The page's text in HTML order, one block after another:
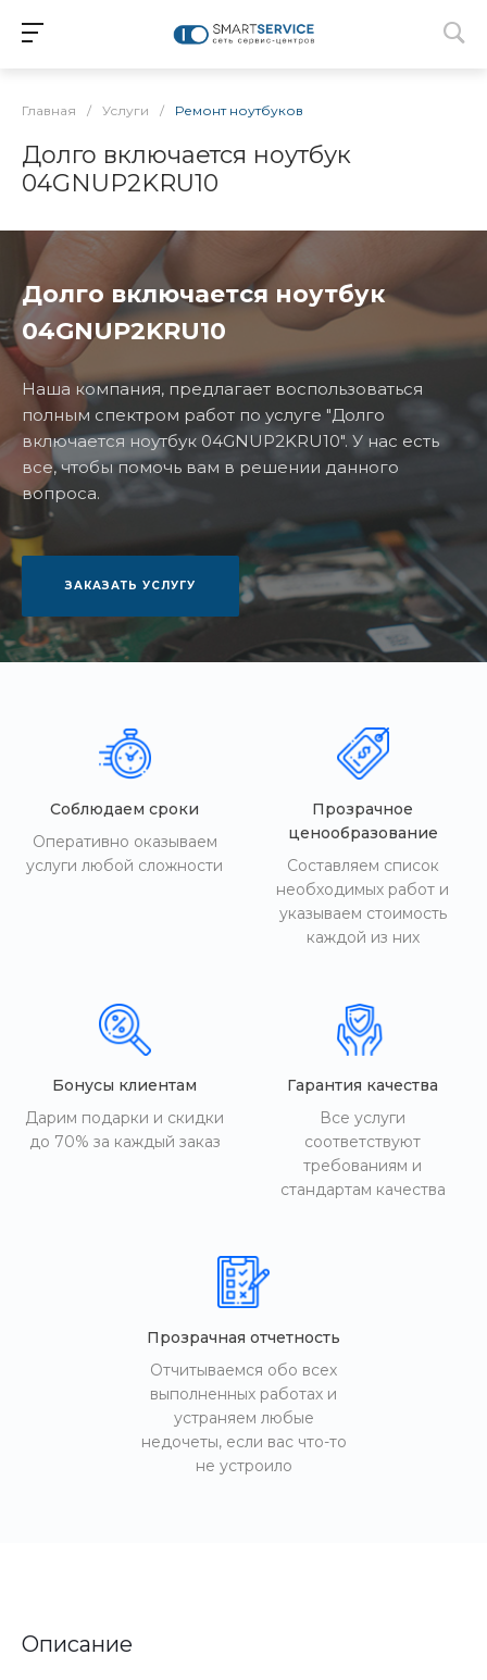
Главная / Услуги / Ремонт ноутбуков
Долго включается ноутбук
04GNUP2KRU10
Долго включается ноутбук
04GNUP2KRU10
Наша компания, предлагает воспользоваться
полным спектром работ по услуге "Долго
включается ноутбук 04GNUP2KRU10". У нас есть
все, чтобы помочь вам в решении данного
вопроса.
ЗАКАЗАТЬ УСЛУГУ
Соблюдаем сроки
Оперативно оказываем
услуги любой сложности
Прозрачное
ценообразование
Составляем список
необходимых работ и
указываем стоимость
каждой из них
Бонусы клиентам
Дарим подарки и скидки
до 70% за каждый заказ
Гарантия качества
Все услуги
соответствуют
требованиям и
стандартам качества
Прозрачная отчетность
Отчитываемся обо всех
выполненных работах и
устраняем любые
недочеты, если вас что-то
не устроило
Описание